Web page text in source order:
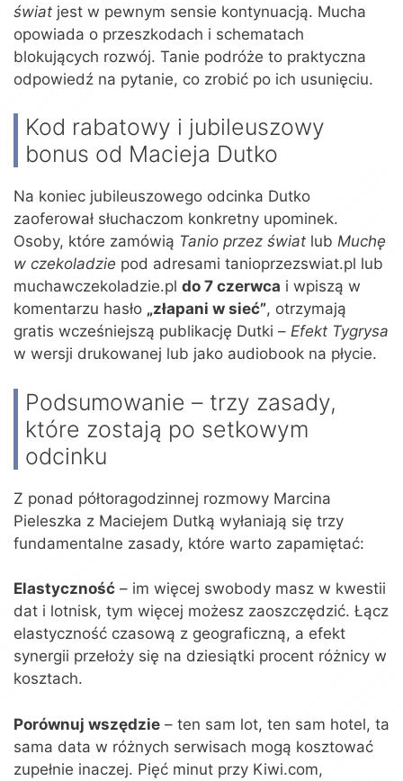
świat jest w pewnym sensie kontynuacją. Mucha
opowiada o przeszkodach i schematach
blokujących rozwój. Tanie podróże to praktyczna
odpowiedź na pytanie, co zrobić po ich usunięciu.
Kod rabatowy i jubileuszowy
bonus od Macieja Dutko
Na koniec jubileuszowego odcinka Dutko
zaoferował słuchaczom konkretny upominek.
Osoby, które zamówią Tanio przez świat lub Muchę
w czekoladzie pod adresami tanioprzezswiat.pl lub
muchawczekoladzie.pl do 7 czerwca i wpiszą w
komentarzu hasło „złapani w sieć”, otrzymają
gratis wcześniejszą publikację Dutki – Efekt Tygrysa
w wersji drukowanej lub jako audiobook na płycie.
Podsumowanie – trzy zasady,
które zostają po setkowym
odcinku
Z ponad półtoragodzinnej rozmowy Marcina
Pieleszka z Maciejem Dutką wyłaniają się trzy
fundamentalne zasady, które warto zapamiętać:
Elastyczność – im więcej swobody masz w kwestii
dat i lotnisk, tym więcej możesz zaoszczędzić. Łącz
elastyczność czasową z geograficzną, a efekt
synergii przełoży się na dziesiątki procent różnicy w
kosztach.
Porównuj wszędzie – ten sam lot, ten sam hotel, ta
sama data w różnych serwisach mogą kosztować
zupełnie inaczej. Pięć minut przy Kiwi.com,